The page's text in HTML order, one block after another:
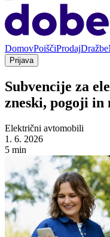
DomovPoiščiProdajDražbe
Prijava
Subvencije za
zneski, pogoji in
Električni avtomobili
1. 6. 2026
5 min